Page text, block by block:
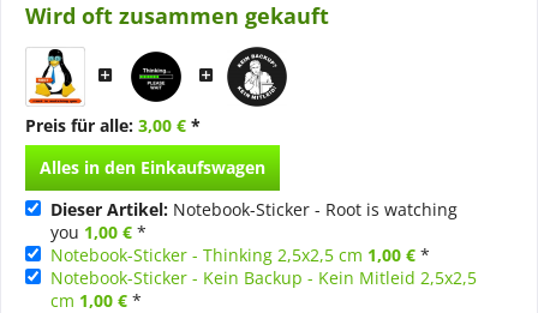
Wird oft zusammen gekauft
Preis für alle: 3,00 € *
Alles in den Einkaufswagen
Dieser Artikel: Notebook-Sticker - Root is watching
you 1,00 € *
Notebook-Sticker - Thinking 2,5x2,5 cm 1,00 € *
Notebook-Sticker - Kein Backup - Kein Mitleid 2,5x2,5
cm 1,00 € *